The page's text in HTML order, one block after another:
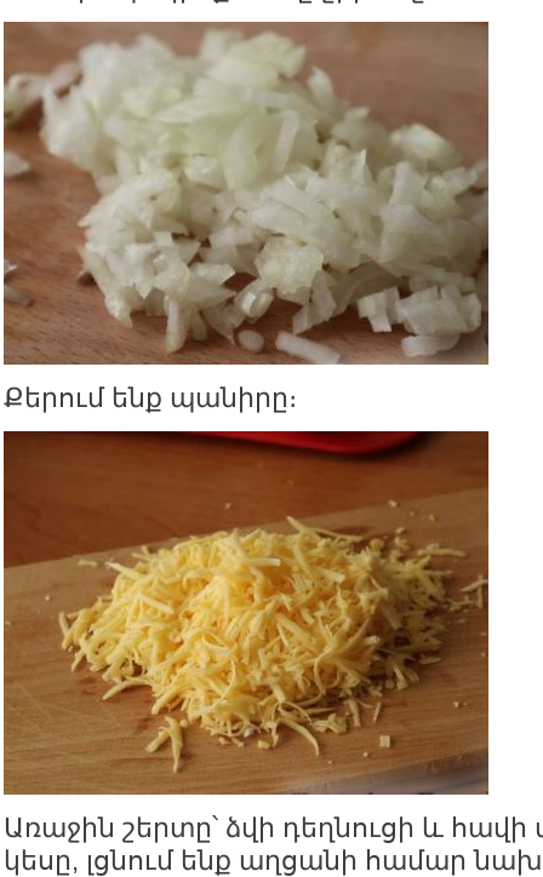
Քերում ենք պանիրը։
Առաջին շերտը՝ ձվի դեղնուցի և
կեսը, լցնում ենք աղցանի համար